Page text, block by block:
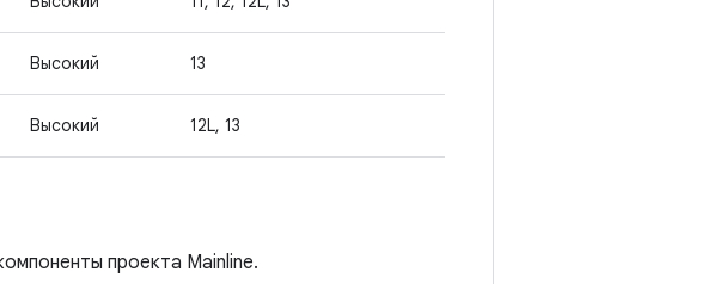
Высокий 13
Высокий 12L, 13
проекта Mainline.